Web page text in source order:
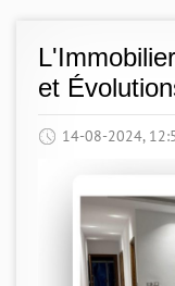
et
14-08-2024,